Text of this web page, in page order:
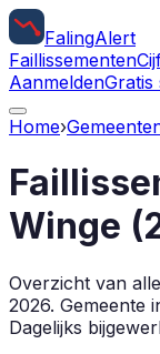
FalingAlert
Faillissementen
AanmeldenGratis
Home›
Winge (
Overzicht van
2026. Gemeente
Dagelijks